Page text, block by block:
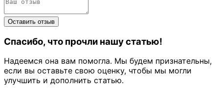
Спасибо, что прочли нашу статью!
Надеемся она вам помогла. Мы будем признательны,
если вы оставьте свою оценку, чтобы мы могли
улучшить и дополнить статью.